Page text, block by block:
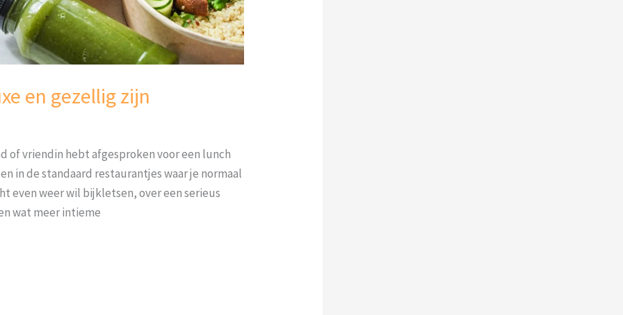
en gezellig zijn
of vriendin hebt afgesproken voor een lunch
in de standaard restaurantjes waar je normaal
even weer wil bijkletsen, over een serieus
wat meer intieme